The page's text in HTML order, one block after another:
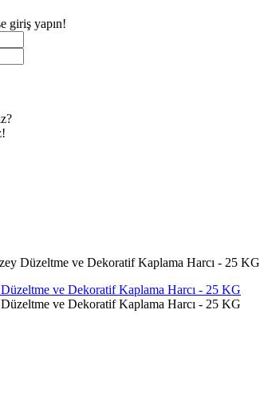
giriş yapın!
Düzeltme ve Dekoratif Kaplama Harcı - 25 KG